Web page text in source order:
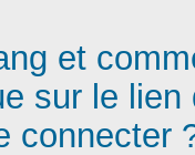
et
sur le lien
connecter